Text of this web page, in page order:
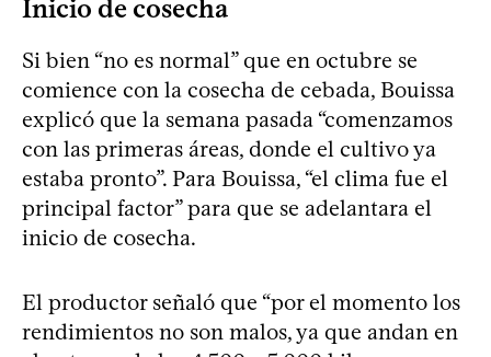
Inicio de cosecha
Si bien “no es normal” que en octubre se
comience con la cosecha de cebada, Bouissa
explicó que la semana pasada “comenzamos
con las primeras áreas, donde el cultivo ya
estaba pronto”. Para Bouissa, “el clima fue el
principal factor” para que se adelantara el
inicio de cosecha.
El productor señaló que “por el momento los
rendimientos no son malos, ya que andan en